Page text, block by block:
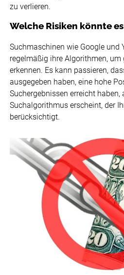
zu verlieren.
Welche Risiken könnte
Suchmaschinen wie Google und
regelmäßig ihre Algorithmen, um
erkennen. Es kann passieren,
ausgegeben haben, eine hohe
Suchergebnissen erreicht
Suchalgorithmus erscheint, der
berücksichtigt.